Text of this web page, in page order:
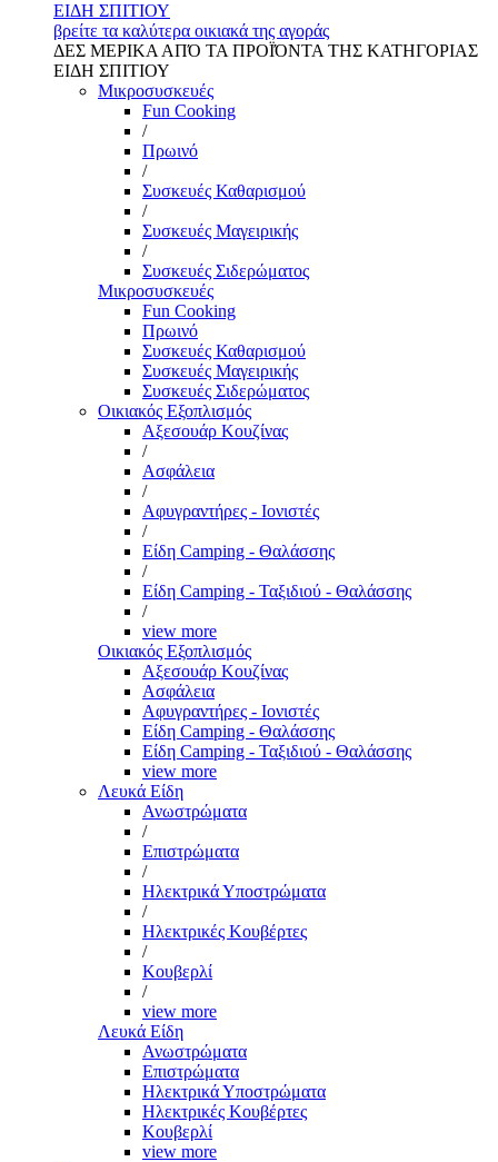
ΕΙΔΗ ΣΠΙΤΙΟΥ
βρείτε τα καλύτερα οικιακά της αγοράς
ΔΕΣ ΜΕΡΙΚΑ ΑΠΌ ΤΑ ΠΡΟΪΌΝΤΑ ΤΗΣ ΚΑΤΗΓΟΡΙΑΣ
ΕΙΔΗ ΣΠΙΤΙΟΥ
Μικροσυσκευές
Fun Cooking
/
Πρωινό
/
Συσκευές Καθαρισμού
/
Συσκευές Μαγειρικής
/
Συσκευές Σιδερώματος
Μικροσυσκευές
Fun Cooking
Πρωινό
Συσκευές Καθαρισμού
Συσκευές Μαγειρικής
Συσκευές Σιδερώματος
Οικιακός Εξοπλισμός
Αξεσουάρ Κουζίνας
/
Ασφάλεια
/
Αφυγραντήρες - Ιονιστές
/
Είδη Camping - Θαλάσσης
/
Είδη Camping - Ταξιδιού - Θαλάσσης
/
view more
Οικιακός Εξοπλισμός
Αξεσουάρ Κουζίνας
Ασφάλεια
Αφυγραντήρες - Ιονιστές
Είδη Camping - Θαλάσσης
Είδη Camping - Ταξιδιού - Θαλάσσης
view more
Λευκά Είδη
Ανωστρώματα
/
Επιστρώματα
/
Ηλεκτρικά Υποστρώματα
/
Ηλεκτρικές Κουβέρτες
/
Κουβερλί
/
view more
Λευκά Είδη
Ανωστρώματα
Επιστρώματα
Ηλεκτρικά Υποστρώματα
Ηλεκτρικές Κουβέρτες
Κουβερλί
view more